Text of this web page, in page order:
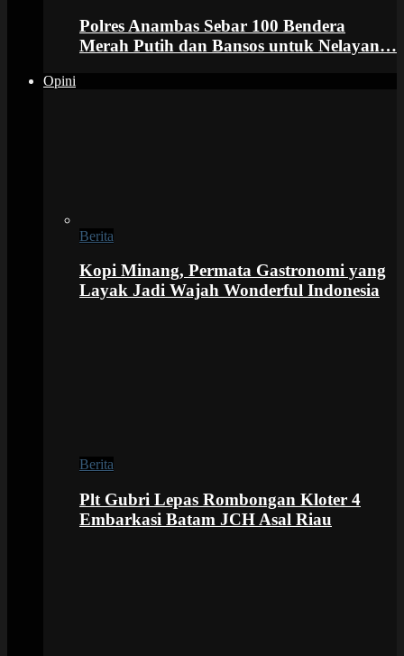
Polres Anambas Sebar 100 Bendera
Merah Putih dan Bansos untuk Nelayan…
Opini
Berita
Kopi Minang, Permata Gastronomi yang
Layak Jadi Wajah Wonderful Indonesia
Berita
Plt Gubri Lepas Rombongan Kloter 4
Embarkasi Batam JCH Asal Riau